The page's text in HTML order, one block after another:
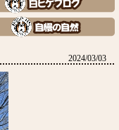
2024/03/03